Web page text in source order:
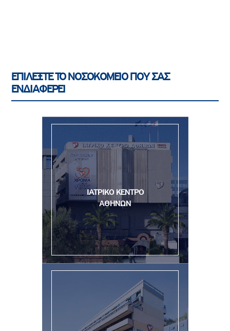
ΕΠΙΛΕΞΤΕ ΤΟ ΝΟΣΟΚΟΜΕΙΟ ΠΟΥ ΣΑΣ
ΕΝΔΙΑΦΕΡΕΙ
ΙΑΤΡΙΚΟ ΚΕΝΤΡΟ
ΑΘΗΝΩΝ